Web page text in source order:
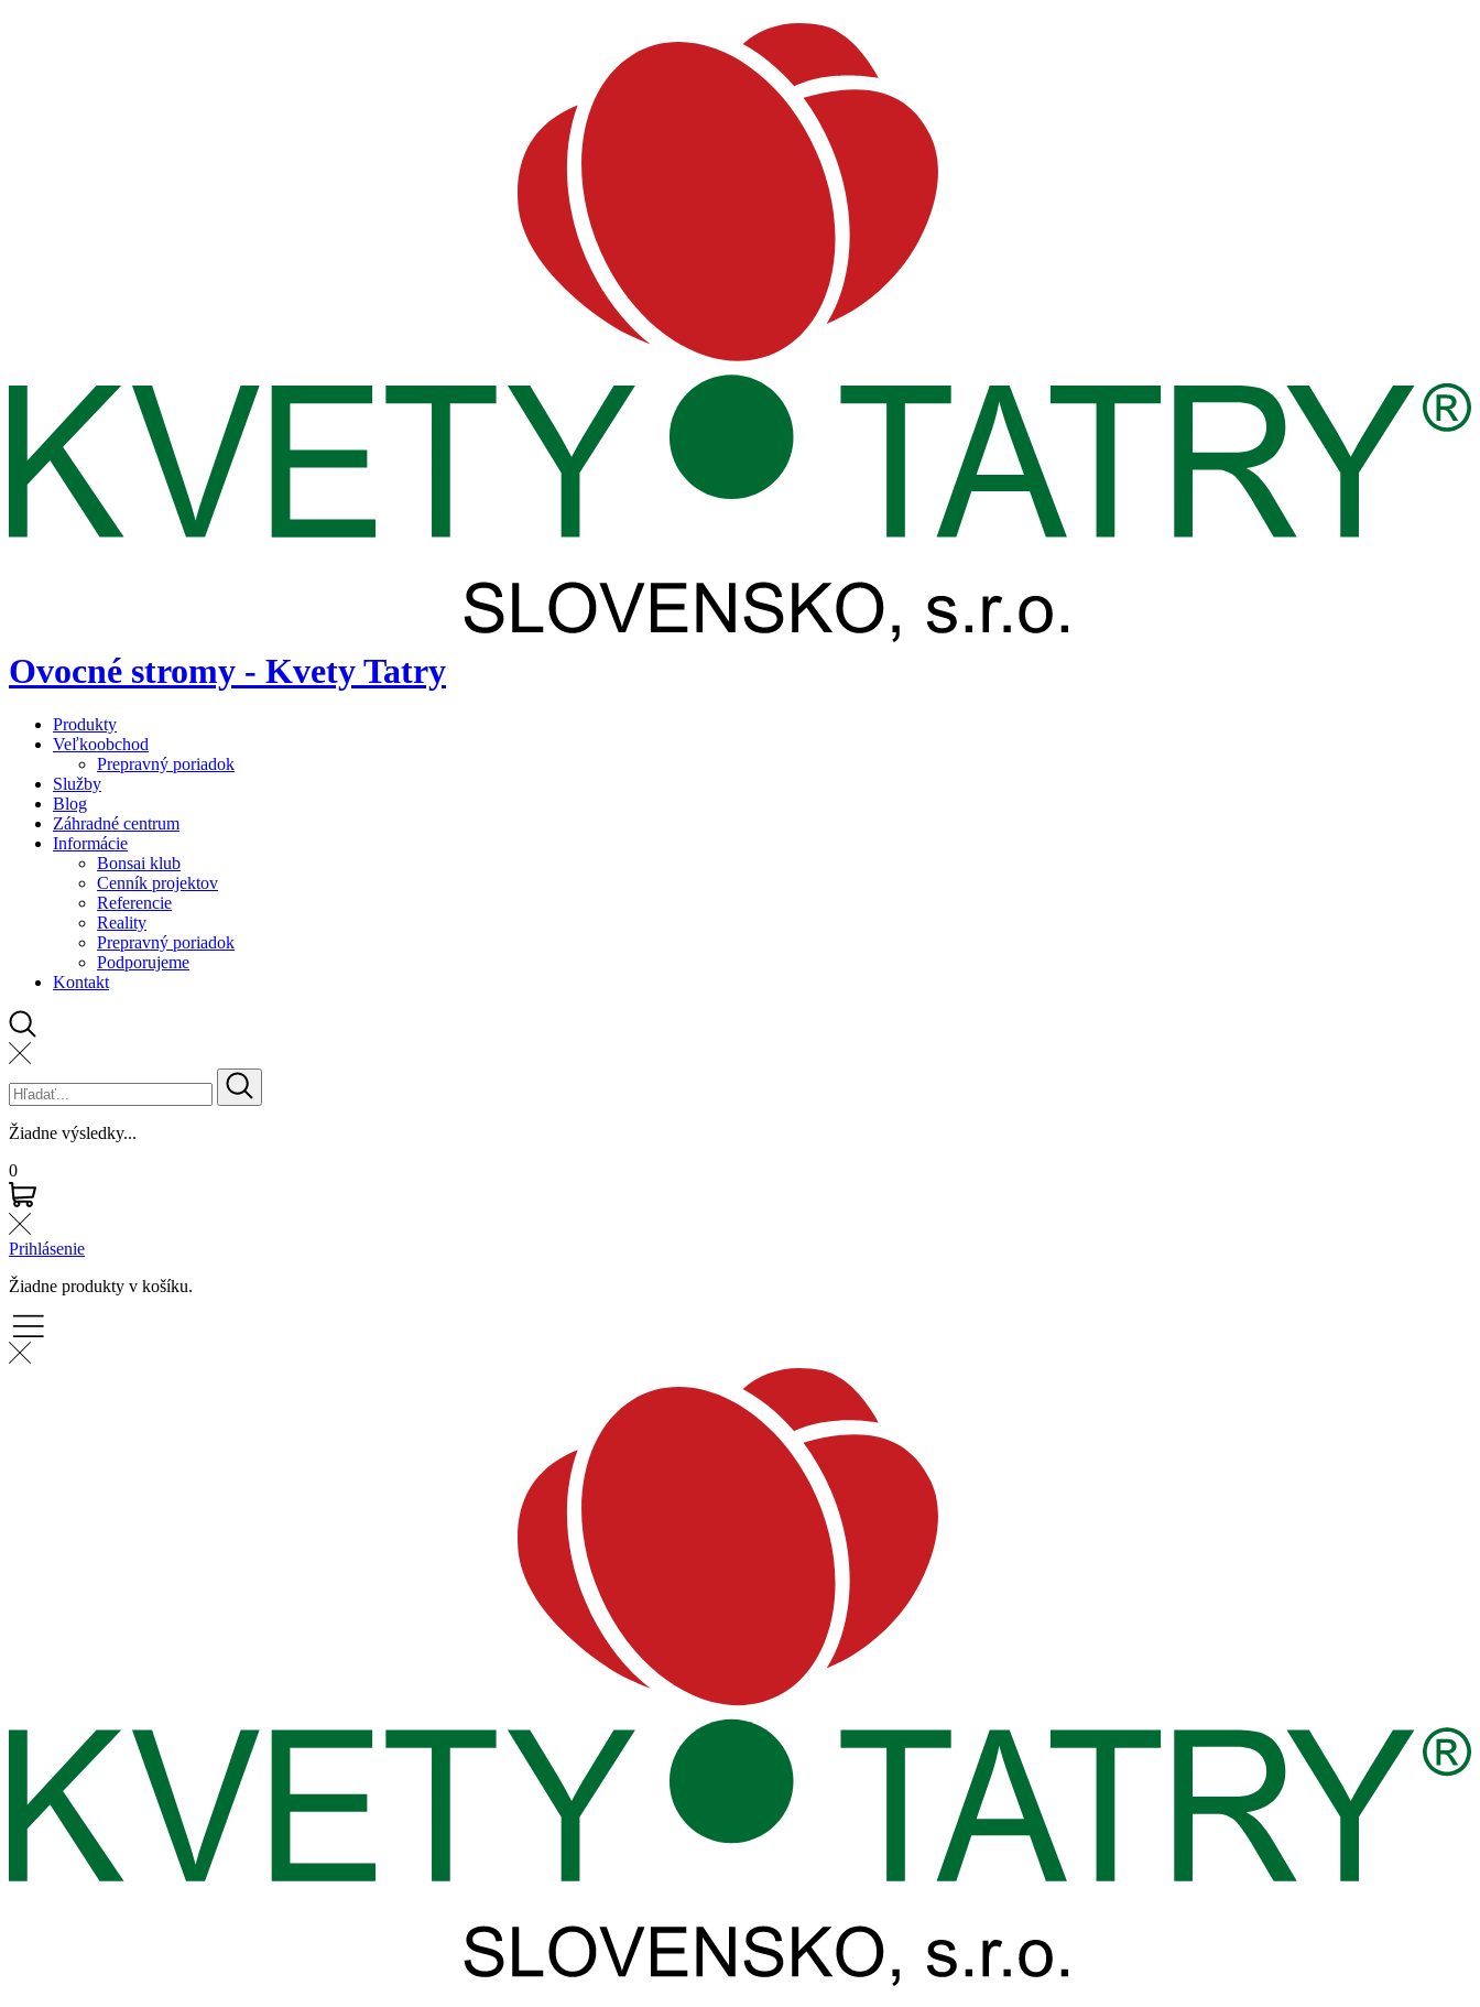
Ovocné stromy - Kvety Tatry
Produkty
Veľkoobchod
Prepravný poriadok
Služby
Blog
Záhradné centrum
Informácie
Bonsai klub
Cenník projektov
Referencie
Reality
Prepravný poriadok
Podporujeme
Kontakt
Žiadne výsledky...
0
Prihlásenie
Žiadne produkty v košíku.